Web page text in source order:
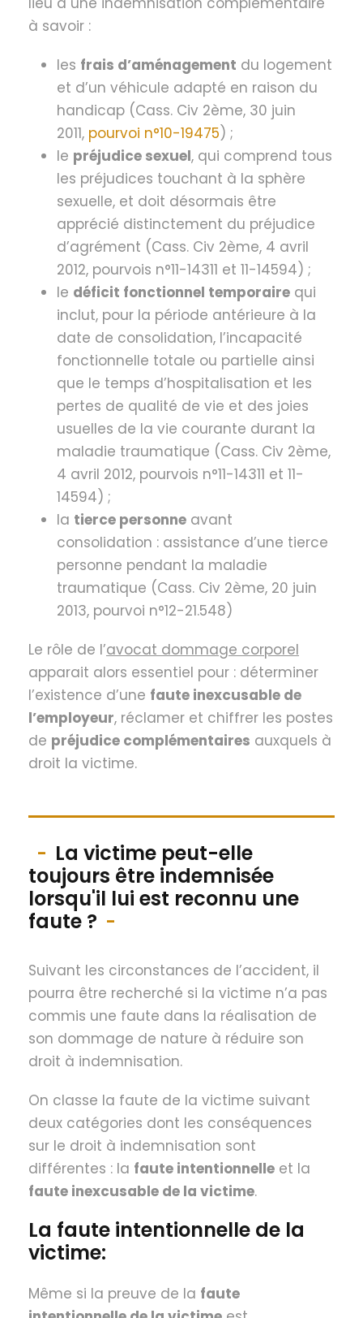
à savoir :
les frais d’aménagement du logement
et d’un véhicule adapté en raison du
handicap (Cass. Civ 2ème, 30 juin
2011, pourvoi n°10-19475) ;
le préjudice sexuel, qui comprend tous
les préjudices touchant à la sphère
sexuelle, et doit désormais être
apprécié distinctement du préjudice
d’agrément (Cass. Civ 2ème, 4 avril
2012, pourvois n°11-14311 et 11-14594) ;
le déficit fonctionnel temporaire qui
inclut, pour la période antérieure à la
date de consolidation, l’incapacité
fonctionnelle totale ou partielle ainsi
que le temps d’hospitalisation et les
pertes de qualité de vie et des joies
usuelles de la vie courante durant la
maladie traumatique (Cass. Civ 2ème,
4 avril 2012, pourvois n°11-14311 et 11-
14594) ;
la tierce personne avant
consolidation : assistance d’une tierce
personne pendant la maladie
traumatique (Cass. Civ 2ème, 20 juin
2013, pourvoi n°12-21.548)
Le rôle de l’avocat dommage corporel
apparait alors essentiel pour : déterminer
l’existence d’une faute inexcusable de
l’employeur, réclamer et chiffrer les postes
de préjudice complémentaires auxquels à
droit la victime.
La victime peut-elle
toujours être indemnisée
lorsqu'il lui est reconnu une
faute ?
Suivant les circonstances de l’accident, il
pourra être recherché si la victime n’a pas
commis une faute dans la réalisation de
son dommage de nature à réduire son
droit à indemnisation.
On classe la faute de la victime suivant
deux catégories dont les conséquences
sur le droit à indemnisation sont
différentes : la faute intentionnelle et la
faute inexcusable de la victime.
La faute intentionnelle de la
victime:
Même si la preuve de la faute